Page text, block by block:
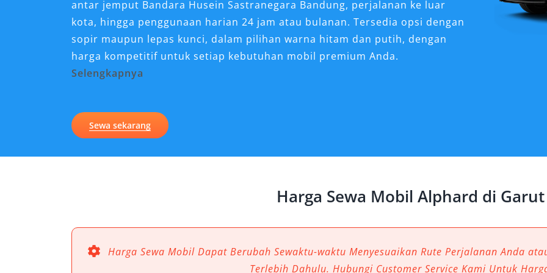
antar jemput Bandara Husein Sastranegara Bandung, perjalanan ke luar
kota, hingga penggunaan harian 24 jam atau bulanan. Tersedia opsi dengan
sopir maupun lepas kunci, dalam pilihan warna hitam dan putih, dengan
harga kompetitif untuk setiap kebutuhan mobil premium Anda.
Selengkapnya
untuk Perjalanan di Garut?
Garut, sebuah MPV premium yang dirancang untuk memberikan kombinasi
jika rental mobil Alphard Garut kini menjadi layanan yang semakin diminati,
baik untuk penggunaan harian 24 jam, bulanan, maupun kebutuhan antar
jemput Bandara seperti Husein Sastranegara Bandung.
Sewa sekarang
Harga Sewa Mobil Alphard di Garut
Harga Sewa Mobil Dapat Berubah Sewaktu-waktu Menyesuaikan Rute Perjalanan Anda
Terlebih Dahulu. Hubungi Customer Service Kami Untuk